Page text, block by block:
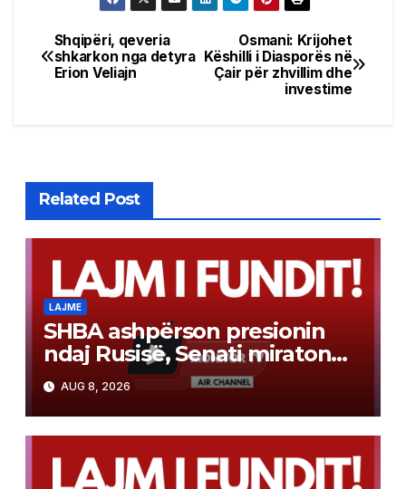
Post
navigation
Osmani: Krijohet
Këshilli i Diasporës në
Çair për zhvillim dhe
investime
Shqipëri, qeveria
shkarkon nga detyra
Erion Veliajn
Related Post
LAJME
SHBA ashpërson presionin
ndaj Rusisë, Senati miraton
paketën e re të sanksioneve
AUG 8, 2026